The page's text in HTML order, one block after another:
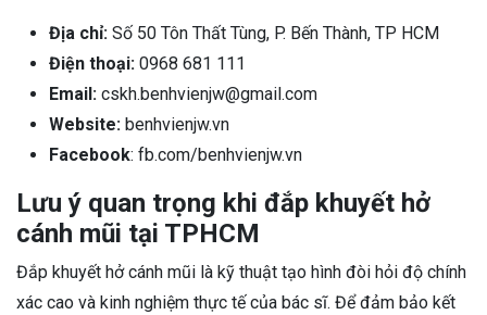
Địa chỉ: Số 50 Tôn Thất Tùng, P. Bến Thành, TP HCM
Điện thoại: 0968 681 111
Email: cskh.benhvienjw@gmail.com
Website: benhvienjw.vn
Facebook: fb.com/benhvienjw.vn
Lưu ý quan trọng khi đắp khuyết hở
cánh mũi tại TPHCM
Đắp khuyết hở cánh mũi là kỹ thuật tạo hình đòi hỏi độ chính
xác cao và kinh nghiệm thực tế của bác sĩ. Để đảm bảo kết